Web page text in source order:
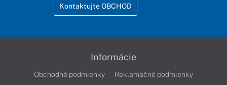
Kontaktujte OBCHOD
Informácie
Obchodné podmienky
Reklamačné podmienky